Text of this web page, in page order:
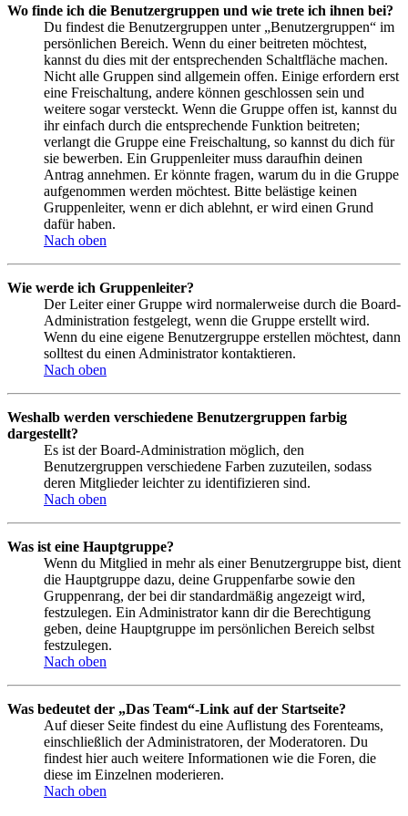
Wo finde ich die Benutzergruppen und wie trete ich ihnen bei?
Du findest die Benutzergruppen unter „Benutzergruppen“ im
persönlichen Bereich. Wenn du einer beitreten möchtest,
kannst du dies mit der entsprechenden Schaltfläche machen.
Nicht alle Gruppen sind allgemein offen. Einige erfordern erst
eine Freischaltung, andere können geschlossen sein und
weitere sogar versteckt. Wenn die Gruppe offen ist, kannst du
ihr einfach durch die entsprechende Funktion beitreten;
verlangt die Gruppe eine Freischaltung, so kannst du dich für
sie bewerben. Ein Gruppenleiter muss daraufhin deinen
Antrag annehmen. Er könnte fragen, warum du in die Gruppe
aufgenommen werden möchtest. Bitte belästige keinen
Gruppenleiter, wenn er dich ablehnt, er wird einen Grund
dafür haben.
Nach oben
Wie werde ich Gruppenleiter?
Der Leiter einer Gruppe wird normalerweise durch die Board-
Administration festgelegt, wenn die Gruppe erstellt wird.
Wenn du eine eigene Benutzergruppe erstellen möchtest, dann
solltest du einen Administrator kontaktieren.
Nach oben
Weshalb werden verschiedene Benutzergruppen farbig
dargestellt?
Es ist der Board-Administration möglich, den
Benutzergruppen verschiedene Farben zuzuteilen, sodass
deren Mitglieder leichter zu identifizieren sind.
Nach oben
Was ist eine Hauptgruppe?
Wenn du Mitglied in mehr als einer Benutzergruppe bist, dient
die Hauptgruppe dazu, deine Gruppenfarbe sowie den
Gruppenrang, der bei dir standardmäßig angezeigt wird,
festzulegen. Ein Administrator kann dir die Berechtigung
geben, deine Hauptgruppe im persönlichen Bereich selbst
festzulegen.
Nach oben
Was bedeutet der „Das Team“-Link auf der Startseite?
Auf dieser Seite findest du eine Auflistung des Forenteams,
einschließlich der Administratoren, der Moderatoren. Du
findest hier auch weitere Informationen wie die Foren, die
diese im Einzelnen moderieren.
Nach oben